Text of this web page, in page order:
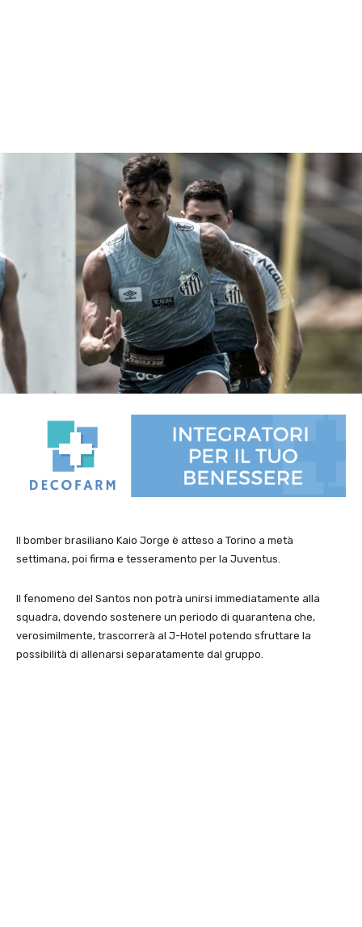
Il bomber brasiliano Kaio Jorge è atteso a Torino a metà
settimana, poi firma e tesseramento per la Juventus.
Il fenomeno del Santos non potrà unirsi immediatamente alla
squadra, dovendo sostenere un periodo di quarantena che,
verosimilmente, trascorrerà al J-Hotel potendo sfruttare la
possibilità di allenarsi separatamente dal gruppo.